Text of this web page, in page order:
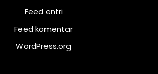
Feed entri
Feed komentar
WordPress.org